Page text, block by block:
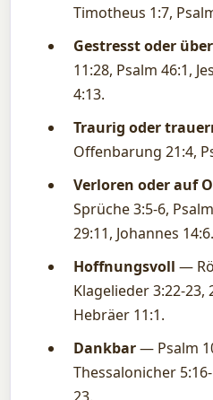
Timotheus 1:7,
Gestresst oder
11:28, Psalm 46:1,
4:13.
Traurig oder
Offenbarung 21:4,
Verloren oder auf
Sprüche 3:5-6,
29:11, Johannes 14:6.
Hoffnungsvoll —
Klagelieder 3:22-23,
Hebräer 11:1.
Dankbar— Psalm
Thessalonicher